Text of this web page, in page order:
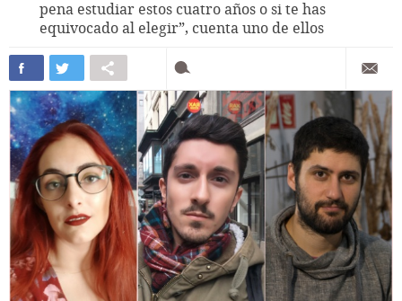
pena estudiar estos cuatro años o si te has
equivocado al elegir”, cuenta uno de ellos